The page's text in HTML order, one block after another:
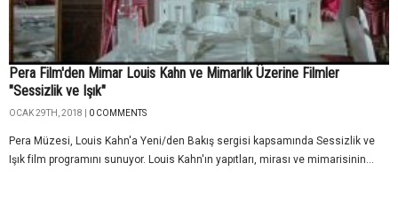
Pera Film'den Mimar Louis Kahn ve Mimarlık Üzerine Filmler
"Sessizlik ve Işık"
OCAK 29TH, 2018 | 0 COMMENTS
Pera Müzesi, Louis Kahn'a Yeni/den Bakış sergisi kapsamında Sessizlik ve
Işık film programını sunuyor. Louis Kahn'ın yapıtları, mirası ve mimarisinin...